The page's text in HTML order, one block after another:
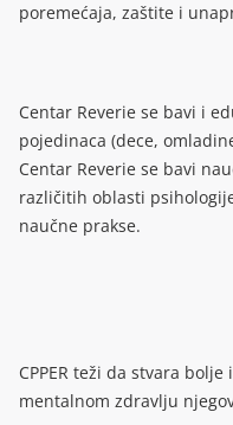
poremećaja, zaštite i
Centar Reverie se bavi i
pojedinaca (dece,
Centar Reverie se bavi
različitih oblasti
naučne prakse.
CPPER teži da stvara
mentalnom zdravlju